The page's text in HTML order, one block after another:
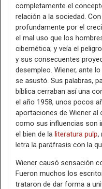
completamente el
relación a la sociedad.
profundamente por el
el mal uso que los
cibernética; y veía el
y sus consecuentes
desempleo. Wiener, ante
se asustó. Sus palabras,
bíblica cerraban así una
el año 1958, unos pocos
aportaciones de Wiener al
como sus influencias son
el bien de la literatura pulp,
letra la paráfrasis con la
Wiener causó sensación
Fueron muchos los
trataron de dar forma a